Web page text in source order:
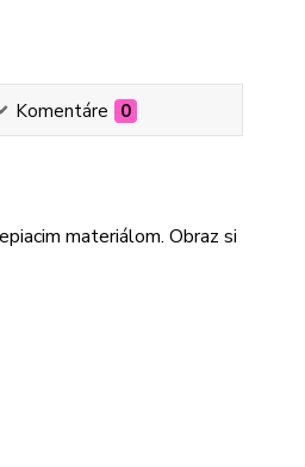
Komentáre 0
materiálom. Obraz si